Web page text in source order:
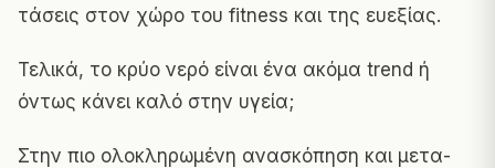
τάσεις στον χώρο του fitness και της ευεξίας.
Τελικά, το κρύο νερό είναι ένα ακόμα trend ή
όντως κάνει καλό στην υγεία;
Στην πιο ολοκληρωμένη ανασκόπηση και μετα-